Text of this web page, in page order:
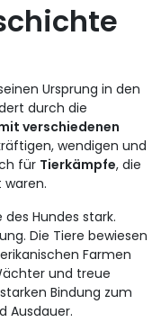
Ursprung in den
durch die
verschiedenen
wendigen und
für Tierkämpfe, die
Hundes stark.
Die Tiere bewiesen
Farmen
und treue
Bindung zum
Ausdauer.